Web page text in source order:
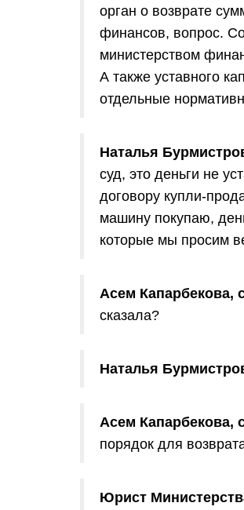
орган о возврате
финансов, вопрос.
министерством
А также уставного
отдельные
Наталья
суд, это деньги не
договору купли-
машину покупаю,
которые мы просим
Асем Капарбекова,
сказала?
Наталья
Асем Капарбекова,
порядок для
Юрист